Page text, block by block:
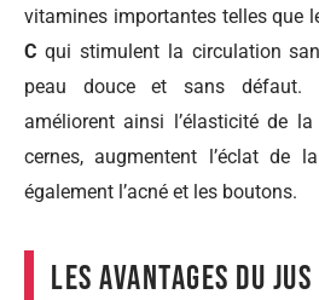
vitamines importantes telles que
C qui stimulent la circulation
peau douce et sans
améliorent ainsi l’élasticité de
cernes, augmentent l’éclat de
également l’acné et les boutons.
Les avantages du